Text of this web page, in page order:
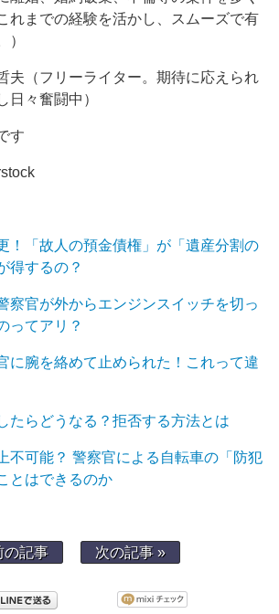
れまでの経験を活かし、スムーズで有
）
夫（フリーライター。期待に応えられ
日々奮闘中）
す
！「故人の預金債権」が「遺産分割の
得するの？
察官が外からエンジンスイッチを切っ
ってアリ？
に腕を絡めて止められた！これって違
たらどうなる？拒否する方法とは
不可能？ 警察官による自転車の「防犯
とはできるのか
の記事 次の記事 »